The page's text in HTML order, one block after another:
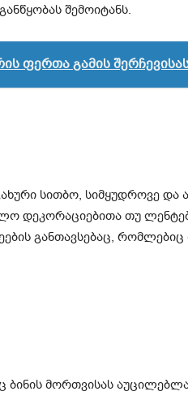
შემოიტანს.
ფერთა გამის
სითბო, სიმყუდროვე და
დეკორაციებითა თუ
განთავსებაც,
ბინის მორთვისას